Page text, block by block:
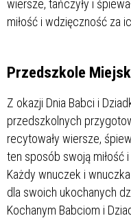
wiersze, tańczyły i
miłość i wdzięczność za
Przedszkole
Z okazji Dnia Babci i
przedszkolnych
recytowały wiersze,
ten sposób swoją miłość
Każdy wnuczek i
dla swoich ukochanych
Kochanym Babciom i